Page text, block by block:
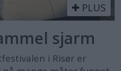
PLUS
sjarm
i Risør er